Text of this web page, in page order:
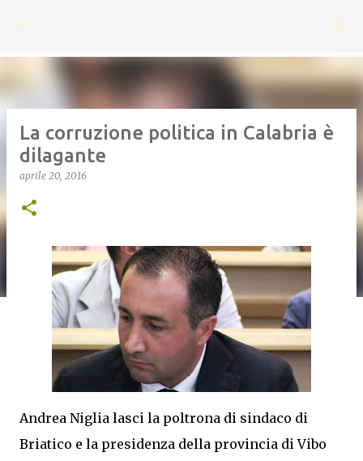
La corruzione politica in Calabria è
dilagante
aprile 20, 2016
Andrea Niglia lasci la poltrona di sindaco di
Briatico e la presidenza della provincia di Vibo